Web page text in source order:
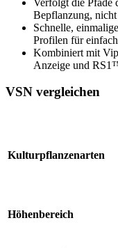
Bepflanzung,
Schnelle,
Profilen für
Kombiniert mit
Anzeige und
VSN vergleichen
Kulturpflanzenarten
Höhenbereich